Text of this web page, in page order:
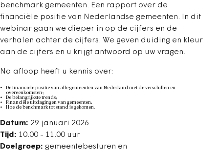
benchmark gemeenten. Een rapport over de
financiële positie van Nederlandse gemeenten. In dit
webinar gaan we dieper in op de cijfers en de
verhalen achter de cijfers. We geven duiding en kleur
aan de cijfers en u krijgt antwoord op uw vragen.
Na afloop heeft u kennis over:
De financiële positie van alle gemeenten van Nederland met de verschillen en
overeenkomsten ;
De belangrijkste trends;
Financiële uitdagingen van gemeenten;
Hoe de benchmark tot stand is gekomen.
Datum: 29 januari 2026
Tijd: 10.00 - 11.00 uur
Doelgroep: gemeentebesturen en